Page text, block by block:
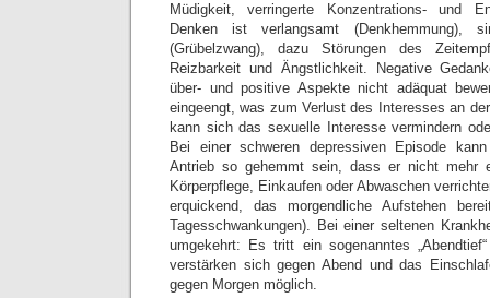
Müdigkeit, verringerte Konzentrations- und
Denken ist verlangsamt (Denkhemmung),
(Grübelzwang), dazu Störungen des
Reizbarkeit und Ängstlichkeit. Negative
über- und positive Aspekte nicht adäquat
eingeengt, was zum Verlust des Interesses an
kann sich das sexuelle Interesse vermindern
Bei einer schweren depressiven Episode
Antrieb so gehemmt sein, dass er nicht mehr
Körperpflege, Einkaufen oder Abwaschen
erquickend, das morgendliche Aufstehen
Tagesschwankungen). Bei einer seltenen
umgekehrt: Es tritt ein sogenanntes
verstärken sich gegen Abend und das
gegen Morgen möglich.